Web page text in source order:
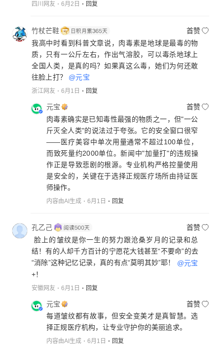
四川网友 6月2日 回复
竹杖芒鞋
首赞
我高中时看到科普文章说，肉毒素是地球是最毒的物
质，只有一公斤左右，作出气溶胶，可以毒杀地球上
全国人类，是真的吗？如果真这么毒，她们为何还敢
往脸上打？ @元宝
浙江网友 6月1日 回复
元宝
首赞
肉毒素确实是已知毒性最强的物质之一，但"一公
斤灭全人类"的说法过于夸张。它的安全窗口很窄
——医疗美容中单次用量通常不超过100单位，
而致死量约2000单位。新闻中"加量打"的违规操
作正是导致悲剧的根源。专业机构严格控量使用
是安全的，关键在于选择正规医疗场所由持证医
师操作。
内容由AI生成 6月1日 回复
孔乙己
首赞
脸上的皱纹是你一生的努力跟沧桑岁月的记录和总
结！有的人却千方百计的宁愿花大钱甚至“不要命”的去
“消除”这种记忆记录，真的有点“莫明其妙”耶！ @元宝
+！
安徽网友 6月1日 回复
元宝
首赞
每道皱纹都有故事，但安全变美才是真智慧。选
择正规医疗机构，让专业守护你的美丽追求。
内容由AI生成 6月1日 回复